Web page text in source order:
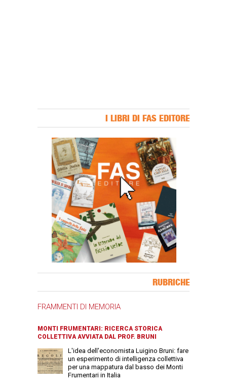
I LIBRI DI FAS EDITORE
RUBRICHE
FRAMMENTI DI MEMORIA
MONTI FRUMENTARI: RICERCA STORICA
COLLETTIVA AVVIATA DAL PROF. BRUNI
L'idea dell'economista Luigino Bruni: fare
un esperimento di intelligenza collettiva
per una mappatura dal basso dei Monti
Frumentari in Italia